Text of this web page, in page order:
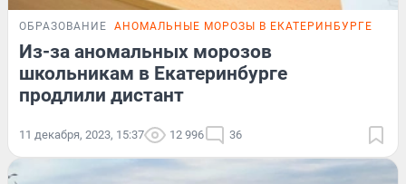
ОБРАЗОВАНИЕ АНОМАЛЬНЫЕ МОРОЗЫ В ЕКАТЕРИНБУРГЕ
Из-за аномальных морозов
школьникам в Екатеринбурге
продлили дистант
11 декабря, 2023, 15:37 12 996 36